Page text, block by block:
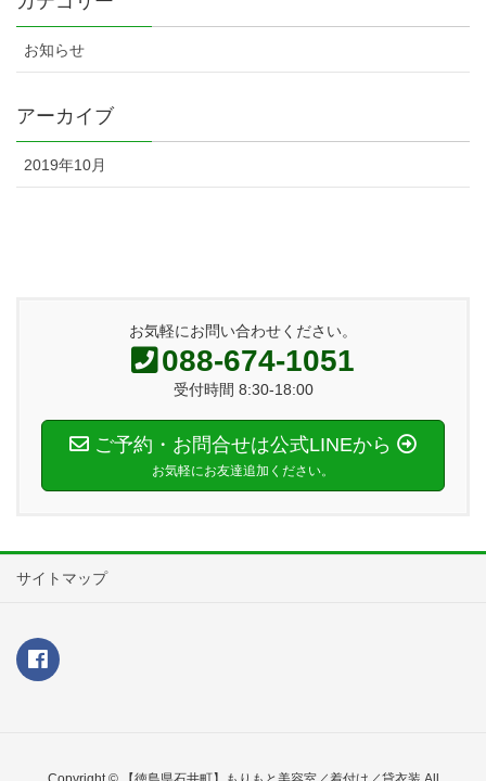
お知らせ
アーカイブ
2019年10月
お気軽にお問い合わせください。
088-674-1051
受付時間 8:30-18:00
ご予約・お問合せは公式LINEから
お気軽にお友達追加ください。
サイトマップ